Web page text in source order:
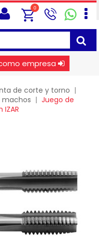
0
empresa
de corte y torno
machos
Juego de